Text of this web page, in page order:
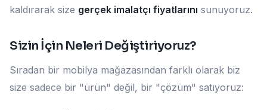
kaldırarak size gerçek imalatçı fiyatlarını sunuyoruz.
Sizin İçin Neleri Değiştiriyoruz?
Sıradan bir mobilya mağazasından farklı olarak biz
size sadece bir "ürün" değil, bir "çözüm" satıyoruz: